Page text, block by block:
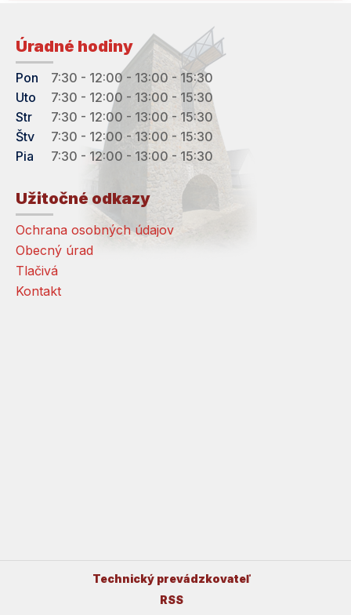
Úradné hodiny
Pon
7:30 - 12:00 - 13:00 - 15:30
Uto
7:30 - 12:00 - 13:00 - 15:30
Str
7:30 - 12:00 - 13:00 - 15:30
Štv
7:30 - 12:00 - 13:00 - 15:30
Pia
7:30 - 12:00 - 13:00 - 15:30
Užitočné odkazy
Ochrana osobných údajov
Obecný úrad
Tlačivá
Kontakt
Technický prevádzkovateľ
RSS